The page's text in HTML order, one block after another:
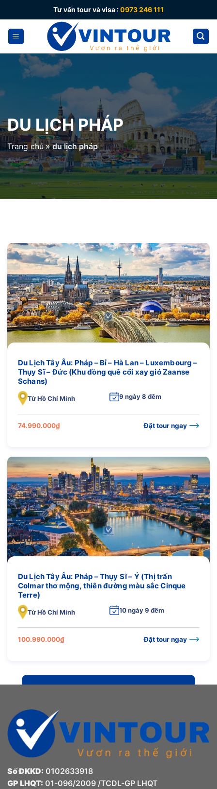
to
content
Tư vấn tour và visa :0973 246 111
DU LỊCH PHÁP
Trang chủ»du lịch pháp
Du Lịch Tây Âu: Pháp – Bỉ – Hà Lan – Luxembourg –
Thụy Sĩ – Đức (Khu đồng quê cối xay gió Zaanse
Schans)
Từ Hồ Chí Minh 9 ngày 8 đêm
74.990.000₫ Đặt tour ngay
Du Lịch Tây Âu: Pháp – Thụy Sĩ – Ý (Thị trấn
Colmar thơ mộng, thiên đường màu sắc Cinque
Terre)
Từ Hồ Chí Minh 10 ngày 9 đêm
100.990.000₫ Đặt tour ngay
Số ĐKKD: 0102633918
GP LHQT: 01-096/2009 /TCDL-GP LHQT